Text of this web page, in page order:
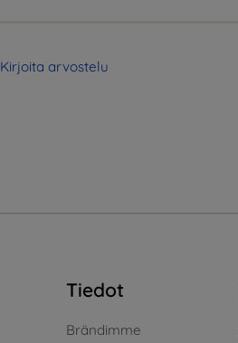
Kirjoita arvostelu
Tiedot
Brändimme